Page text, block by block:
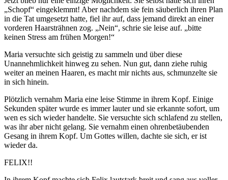
„Schopf“ eingeklemmt! Aber nachdem sie fein säuberlich ihren Plan
in die Tat umgesetzt hatte, fiel ihr auf, dass jemand direkt an einer
vorderen Haarsträhnen zog. „Nein“, schrie sie leise auf. „bitte
keinen Stress am frühen Morgen!“
Maria versuchte sich geistig zu sammeln und über diese
Unannehmlichkeit hinweg zu sehen. Nun gut, dann ziehe ruhig
weiter an meinen Haaren, es macht mir nichts aus, schmunzelte sie
in sich hinein.
Plötzlich vernahm Maria eine leise Stimme in ihrem Kopf. Einige
Sekunden später wurde es immer lauter und sie erkannte sofort, um
wen es sich wieder handelte. Sie versuchte sich schlafend zu stellen,
was ihr aber nicht gelang. Sie vernahm einen ohrenbetäubenden
Gesang in ihrem Kopf. Um Gottes willen, dachte sie sich, er ist
wieder da.
FELIX!!